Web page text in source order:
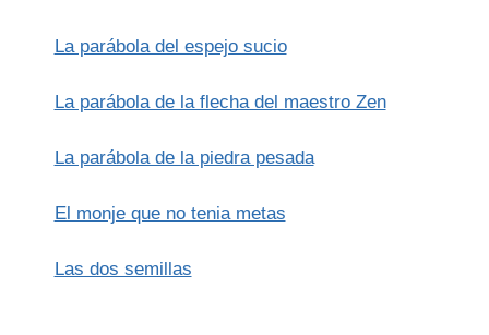
JESÚS
La parábola del espejo sucio
La parábola de la flecha del maestro Zen
La parábola de la piedra pesada
El monje que no tenia metas
Las dos semillas